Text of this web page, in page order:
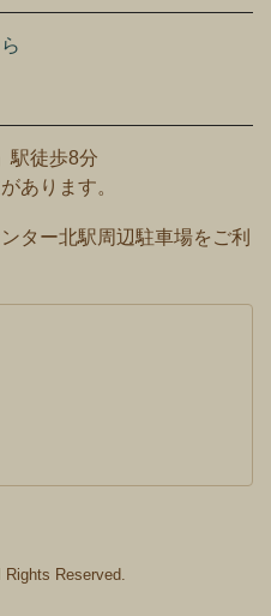
駅徒歩8分
あります。
ター北駅周辺駐車場をご利
Reserved.